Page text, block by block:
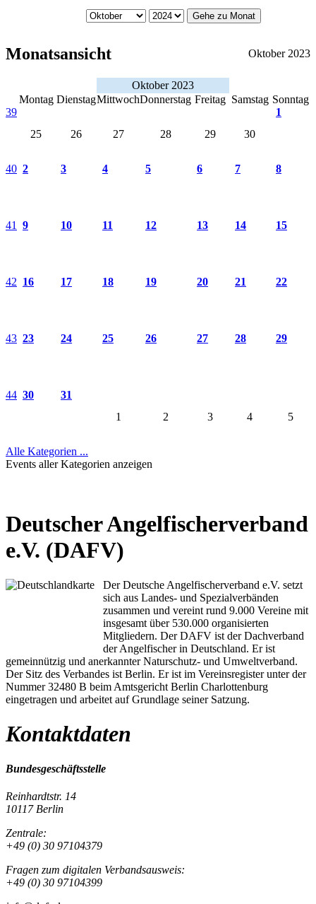
Gehe zu Monat
Monatsansicht Oktober 2023
Oktober 2023
Montag DienstagMittwochDonnerstag Freitag Samstag Sonntag
39
25
26 27 28 29 30
1
40 2 3 4 5 6 7 8
41 9 10 11 12 13 14 15
42 16 17 18 19 20 21 22
43 23 24 25 26 27 28 29
44 30
31
1
2 3 4 5
Alle Kategorien ...
Events aller Kategorien anzeigen
Deutscher Angelfischerverband
e.V. (DAFV)
Der Deutsche Angelfischerverband e.V. setzt
sich aus Landes- und Spezialverbänden
zusammen und vereint rund 9.000 Vereine mit
insgesamt über 530.000 organisierten
Mitgliedern. Der DAFV ist der Dachverband
der Angelfischer in Deutschland. Er ist
gemeinnützig und anerkannter Naturschutz- und Umweltverband.
Der Sitz des Verbandes ist Berlin. Er ist im Vereinsregister unter der
Nummer 32480 B beim Amtsgericht Berlin Charlottenburg
eingetragen und arbeitet auf Grundlage seiner Satzung.
Kontaktdaten
Bundesgeschäftsstelle
Reinhardtstr. 14
10117 Berlin
Zentrale:
+49 (0) 30 97104379
Fragen zum digitalen Verbandsausweis:
+49 (0) 30 97104399